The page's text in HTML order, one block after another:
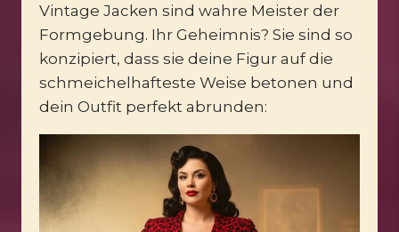
Vintage Jacken sind wahre Meister der
Formgebung. Ihr Geheimnis? Sie sind so
konzipiert, dass sie deine Figur auf die
schmeichelhafteste Weise betonen und
dein Outfit perfekt abrunden: